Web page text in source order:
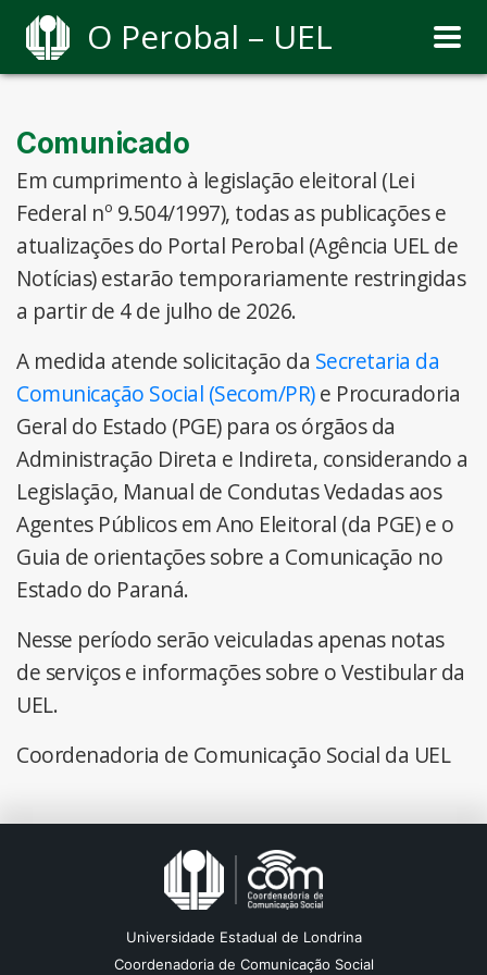
O Perobal – UEL
Comunicado
Em cumprimento à legislação eleitoral (Lei
Federal nº 9.504/1997), todas as publicações e
atualizações do Portal Perobal (Agência UEL de
Notícias) estarão temporariamente restringidas
a partir de 4 de julho de 2026.
A medida atende solicitação da Secretaria da
Comunicação Social (Secom/PR)e Procuradoria
Geral do Estado (PGE) para os órgãos da
Administração Direta e Indireta, considerando a
Legislação, Manual de Condutas Vedadas aos
Agentes Públicos em Ano Eleitoral (da PGE) e o
Guia de orientações sobre a Comunicação no
Estado do Paraná.
Nesse período serão veiculadas apenas notas
de serviços e informações sobre o Vestibular da
UEL.
Coordenadoria de Comunicação Social da UEL
Universidade Estadual de Londrina
Coordenadoria de Comunicação Social